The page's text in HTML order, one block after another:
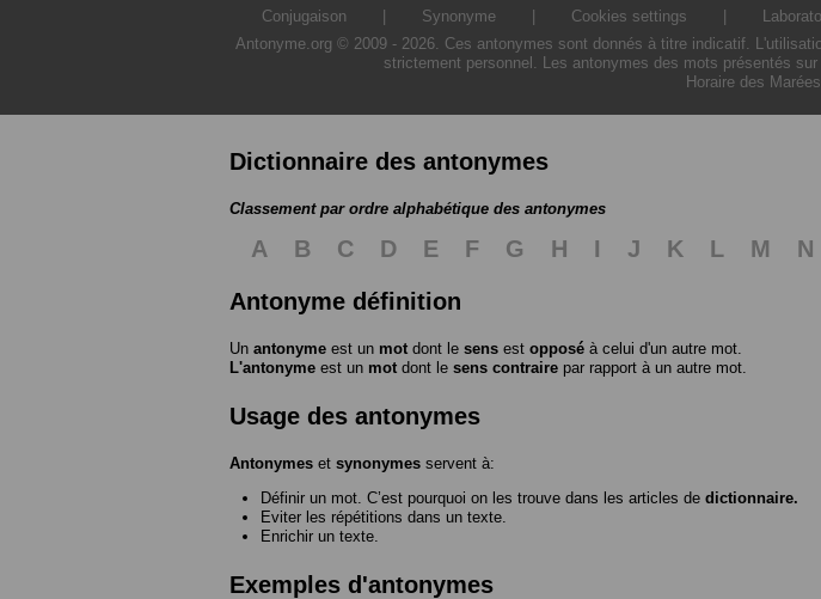
Conjugaison Synonyme Cookies settings
Antonyme.org © 2009 - 2026. Ces antonymes sont donnés à titre indicatif.
strictement personnel. Les antonymes des mots présentés
Horaire des Marées
Dictionnaire des antonymes
Classement par ordre alphabétique des antonymes
A B C D E F G H I J K L M N
Antonyme définition
Un antonyme est un mot dont le sens est opposé à celui d'un autre mot.
L'antonyme est un mot dont le sens contraire par rapport à un autre mot.
Usage des antonymes
Antonymes et synonymes servent à:
Définir un mot. C’est pourquoi on les trouve dans les articles de dictionnaire.
Eviter les répétitions dans un texte.
Enrichir un texte.
Exemples d'antonymes